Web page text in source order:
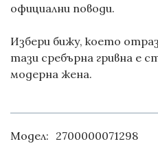
официални поводи.
Избери бижу, което
тази сребърна гривна е
модерна жена.
Модел: 2700000071298